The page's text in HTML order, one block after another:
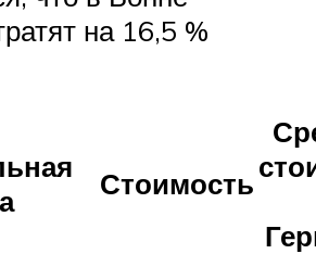
на 16,5 %
Стоимость